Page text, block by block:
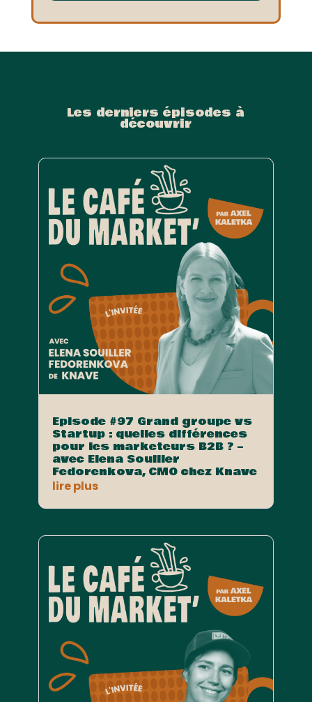
Les derniers épisodes à
découvrir
Episode #97 Grand groupe vs
Startup : quelles différences
pour les marketeurs B2B ? –
avec Elena Souiller
Fedorenkova, CMO chez Knave
lire plus